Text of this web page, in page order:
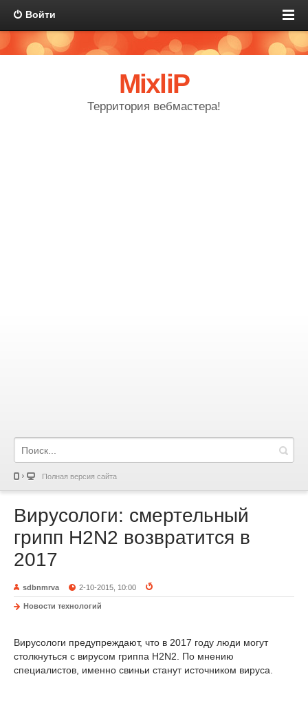
Войти
MixliP
Территория вебмастера!
Полная версия сайта
Вирусологи: смертельный
грипп H2N2 возвратится в
2017
sdbnmrva 2-10-2015, 10:00
Новости технологий
Вирусологи предупреждают, что в 2017 году люди могут
столкнуться с вирусом гриппа H2N2. По мнению
специалистов, именно свиньи станут источником вируса.